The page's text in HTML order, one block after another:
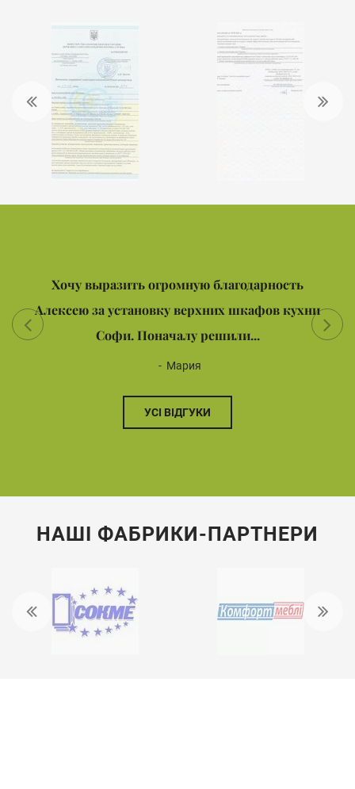
Хочу выразить огромную благодарность
Алексею за установку верхних шкафов кухни
Софи. Поначалу решили...
Мария
УСІ ВІДГУКИ
НАШІ ФАБРИКИ-ПАРТНЕРИ